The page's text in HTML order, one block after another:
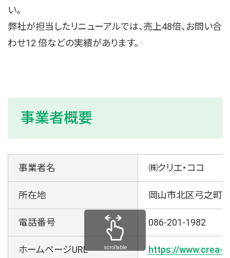
い。
弊社が担当したリニューアルでは、売上48倍、お問い合
わせ12 倍などの実績があります。
事業者概要
事業者名 ㈱クリエ・ココ
所在地 岡山市北区弓之町
電話番号 086-201-1982
ホームページURL https://www.crea-
scrollable